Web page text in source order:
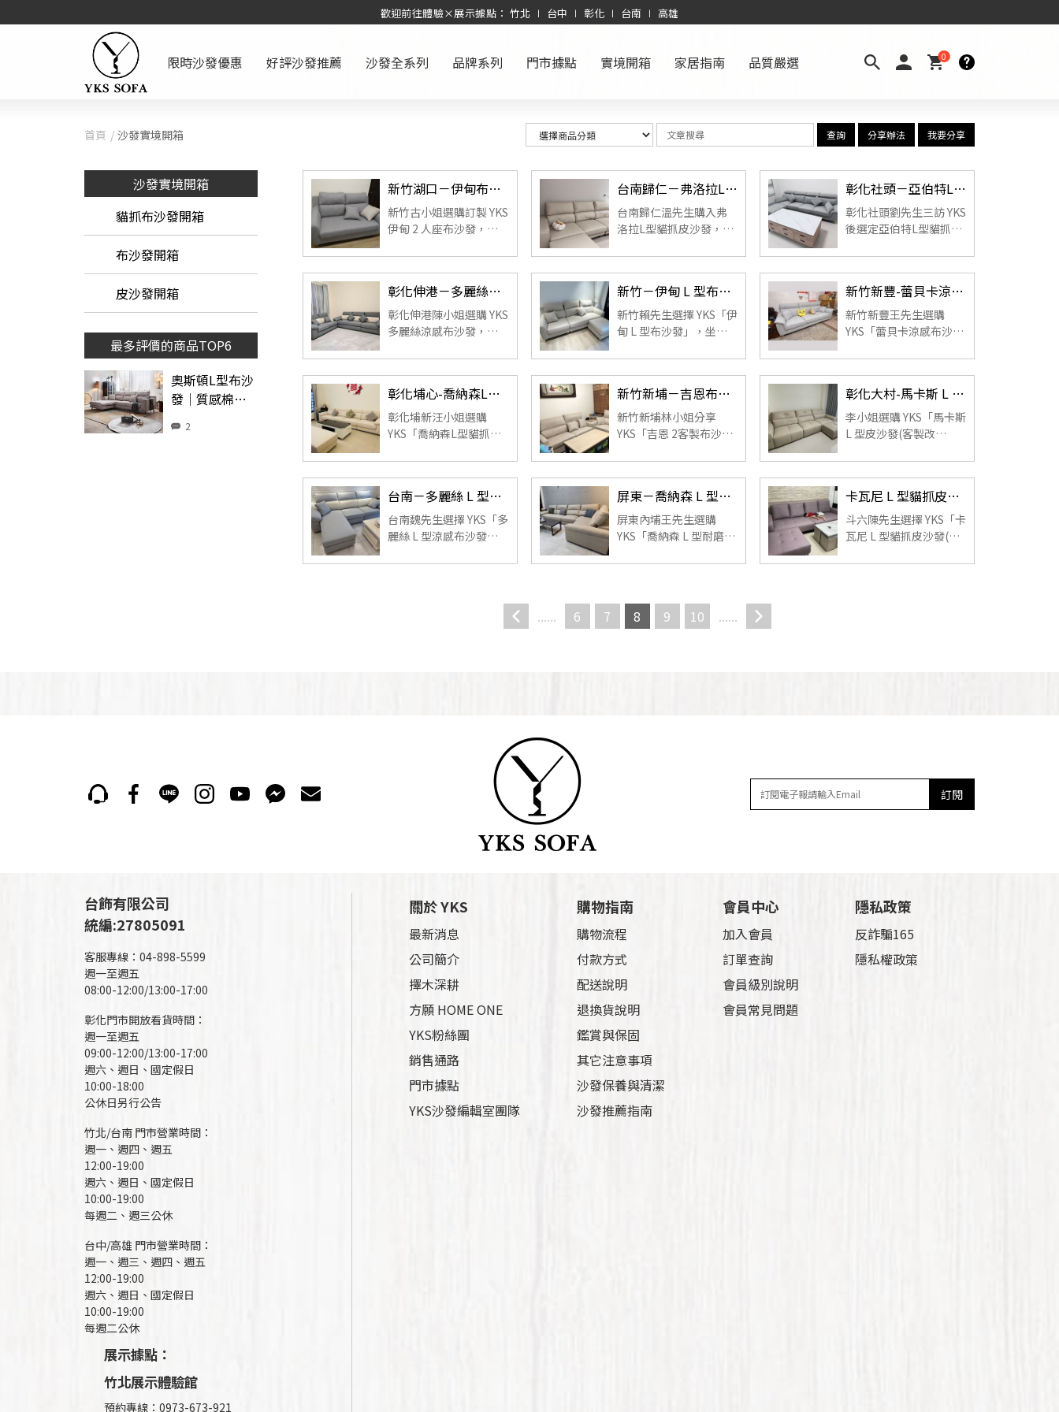
歡迎前往體驗×展示據點： 竹北 ∣ 台中 ∣ 彰化 ∣ 台南 ∣ 高雄
限時沙發優惠 好評沙發推薦 沙發全系列 品牌系列 門市據點 實境開箱 家居指南 品質嚴選 0
首頁 沙發實境開箱 查詢 分享辦法 我要分享
沙發實境開箱
貓抓布沙發開箱
布沙發開箱
皮沙發開箱
最多評價的商品TOP6
奧斯頓L型布沙
發｜質感棉麻
布 × 高密度彈
力坐墊 × 穩固
2
新竹湖口－伊甸布沙發（客製）｜古小姐實拍分享
新竹古小姐選購訂製 YKS
伊甸 2 人座布沙發，現
選定此款。尺寸、沙發
布與椅腳皆可客製，坐
感扎實、支撐度高，日
常使用舒適耐久。 ...
台南歸仁－弗洛拉L型沙發（客製貓抓皮）｜溫先生實拍分享
台南歸仁溫先生購入弗
洛拉L型貓抓皮沙發，坐
剛好，加上客服處理迅
速，實際使用後大幅提
升客廳質感與機能。 ...
彰化社頭－亞伯特L型貓抓皮沙發（客製）｜劉先生實拍開箱
彰化社頭劉先生三訪 YKS
後選定亞伯特L型貓抓皮
茶几。耐磨貓抓皮質感
大器、實拍效果更出
色，從挑選到到貨皆感
受到專業且用心的服
務。 ...
彰化伸港－多麗絲涼感布沙發（客製）｜陳小姐實拍分享
彰化伸港陳小姐選購 YKS
多麗絲涼感布沙發，厚
搭配 SGS 檢驗涼感布，
坐起來不悶熱、省電又
舒適，實拍呈現質感與
機能兼具的客廳。 ...
新竹－伊甸 L 型布沙發｜賴先生實拍分享
新竹賴先生選擇 YKS「伊
甸 L 型布沙發」，坐感
貼合腰背，久坐不易痠
痛；從門市試坐到到貨
安裝都十分滿意，是一
款兼具舒適與高 CP 值的
客廳...
新竹新豐-蕾貝卡涼感布沙發（一字型客製）｜王先生實拍分享
新竹新豐王先生選購
YKS「蕾貝卡涼感布沙發
檢驗涼感布清爽耐磨、
防潑水易清潔，高背靠
枕支撐佳、坐墊 Q 彈不
塌，家中整體氛圍瞬間
升級，...
彰化埔心-喬納森L型貓抓皮沙發｜汪小姐實拍分享
彰化埔新汪小姐選購
YKS「喬納森L型貓抓皮
完整、服務細心，實拍
呈現時尚外型、耐磨好
清潔與高舒適坐感，與
家中風格完美融合。 ...
新竹新埔－吉恩布沙發(客製)｜林小姐實拍分享
新竹新埔林小姐分享
YKS「吉恩 2客製布沙
門市試坐後決定購買，
服務人員細心協助選色
與調整細節；成品到貨
後質感佳、坐感舒適且
具良好支撐，配送...
彰化大村-馬卡斯 L 型皮沙發(客製改色)｜李小姐實拍分享
李小姐選購 YKS「馬卡斯
L 型皮沙發(客製改
大器，改色後更貼合空
間風格，收貨實拍呈現
質感滿分的客廳氛圍。 ...
台南－多麗絲 L 型涼感布沙發（客製）｜魏先生實拍分享
台南魏先生選擇 YKS「多
麗絲 L 型涼感布沙發」
明亮。柔軟中帶支撐力
屏東－喬納森 L 型耐磨皮沙發｜王先生實拍分享開箱
屏東內埔王先生選購
YKS「喬納森 L 型耐磨皮
送貨流程都相當滿意；
用，整體體驗值得推
卡瓦尼 L 型貓抓皮沙發(客製)｜雲林斗六-陳先生 實拍
斗六陳先生選擇 YKS「卡
瓦尼 L 型貓抓皮沙發(客
坐墊支撐佳不易塌陷，
...... 6 7 8 9 10 ......
訂閱
台飾有限公司
統編:27805091
客服專線：04-898-5599
週一至週五
08:00-12:00/13:00-17:00
彰化門市開放看貨時間：
週一至週五
09:00-12:00/13:00-17:00
週六、週日、國定假日
10:00-18:00
公休日另行公告
竹北/台南 門市營業時間：
週一、週四、週五
12:00-19:00
週六、週日、國定假日
10:00-19:00
每週二、週三公休
台中/高雄 門市營業時間：
週一、週三、週四、週五
12:00-19:00
週六、週日、國定假日
10:00-19:00
每週二公休
展示據點：
竹北展示體驗館
預約專線：0973-673-921
關於 YKS
最新消息
公司簡介
擇木深耕
方願 HOME ONE
YKS粉絲團
銷售通路
門市據點
YKS沙發編輯室團隊
購物指南
購物流程
付款方式
配送說明
退換貨說明
鑑賞與保固
其它注意事項
沙發保養與清潔
沙發推薦指南
會員中心
加入會員
訂單查詢
會員級別說明
會員常見問題
隱私政策
反詐騙165
隱私權政策